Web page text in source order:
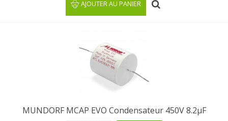
AJOUTER AU PANIER
MUNDORF MCAP EVO Condensateur 450V 8.2µF